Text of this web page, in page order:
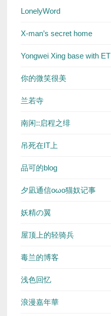
LonelyWord
X-man’s secret home
Yongwei Xing base with ET
你的微笑很美
兰若寺
南闲::启程之绯
吊死在IT上
品可的blog
夕凪通信oωo猫奴记事
妖精の翼
屋顶上的轻骑兵
毒兰的博客
浅色回忆
浪漫嘉年華